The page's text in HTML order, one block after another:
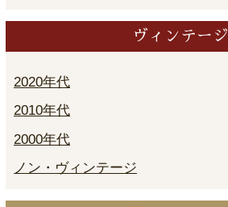
ヴィンテージ
2020年代
2010年代
2000年代
ノン・ヴィンテージ